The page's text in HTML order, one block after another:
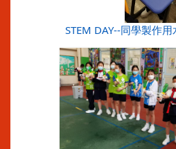
STEM DAY--同學製作